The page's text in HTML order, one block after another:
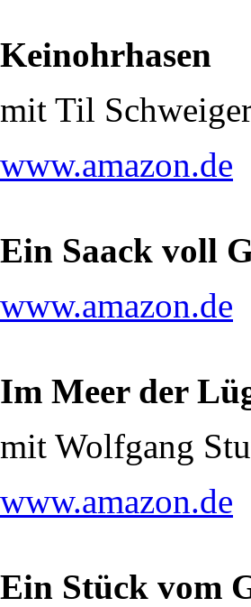
Keinohrhasen
mit Til
www.amazon.de
Ein Saack voll
www.amazon.de
Im Meer der
mit Wolfgang
www.amazon.de
Ein Stück vom